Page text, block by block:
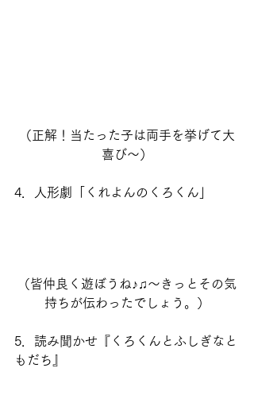
（正解！当たった子は両手を挙げて大
喜び～）
4．人形劇「くれよんのくろくん」
（皆仲良く遊ぼうね♪♫～きっとその気
持ちが伝わったでしょう。）
5．読み聞かせ『くろくんとふしぎなと
もだち』